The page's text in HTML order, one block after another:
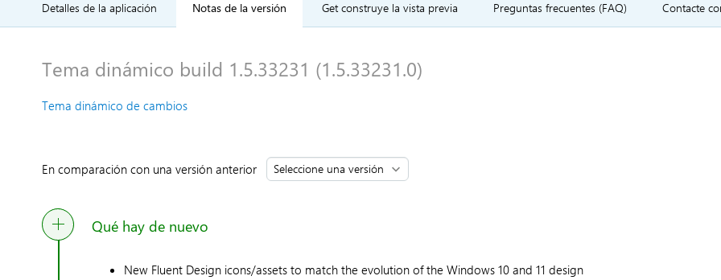
Detalles de la aplicación Notas de la versión Get construye la vista previa Preguntas frecuentes (FAQ) Contacte
Tema dinámico build 1.5.33231 (1.5.33231.0)
Tema dinámico de cambios
En comparación con una versión anterior
Qué hay de nuevo
New Fluent Design icons/assets to match the evolution of the Windows 10 and 11 design